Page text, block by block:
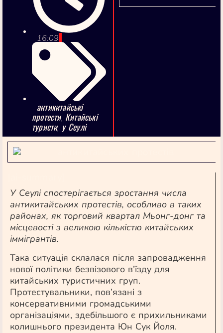
16:09
антикитайські
протести, Китайські
туристи, у Сеулі
У Сеулі спостерігається зростання числа
антикитайських протестів, особливо в таких
районах, як торговий квартал Мьонг-донг та
місцевості з великою кількістю китайських
іммігрантів.
Така ситуація склалася після запровадження
нової політики безвізового в’їзду для
китайських туристичних груп.
Протестувальники, пов’язані з
консервативними громадськими
організаціями, здебільшого є прихильниками
колишнього президента Юн Сук Йоля.